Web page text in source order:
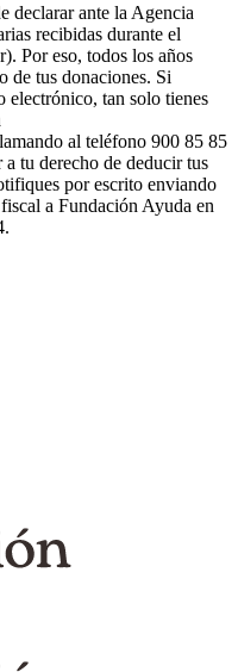
declarar ante la Agencia
recibidas durante el
Por eso, todos los años
de tus donaciones. Si
electrónico, tan solo tienes
al teléfono 900 85 85
tu derecho de deducir tus
por escrito enviando
a Fundación Ayuda en